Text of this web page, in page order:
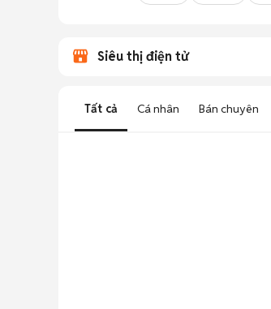
Siêu thị điện tử
Tất cả Cá nhân Bán chuyên